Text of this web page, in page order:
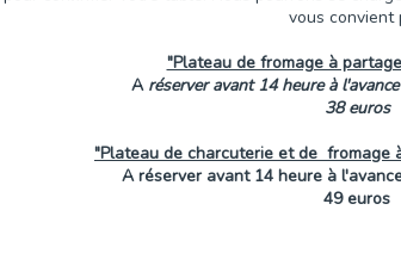
vous convient
"Plateau de fromage à
A réserver avant 14 heure à
38 euros
"Plateau de charcuterie et de fromage
A réserver avant 14 heure à
49 euros